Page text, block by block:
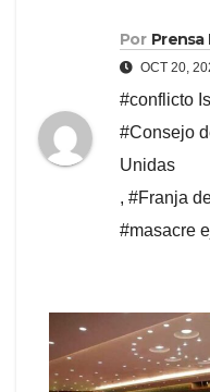
Por Prensa
OCT 20,
#conflicto
#Consejo
Unidas
, #Franja
#masacre